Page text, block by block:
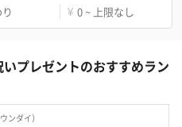
¥ 0 ~ 上限なし
プレゼントのおすすめラン
ンダイ）